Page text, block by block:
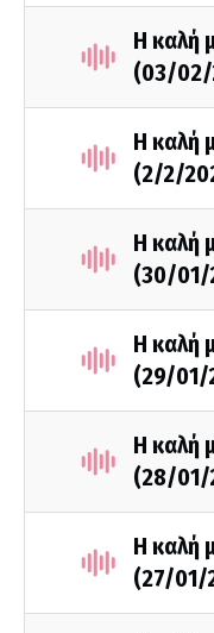
Η καλή
(03/02/
Η καλή
(2/2/
Η καλή
(30/01/
Η καλή
(29/01/
Η καλή
(28/01/
Η καλή
(27/01/